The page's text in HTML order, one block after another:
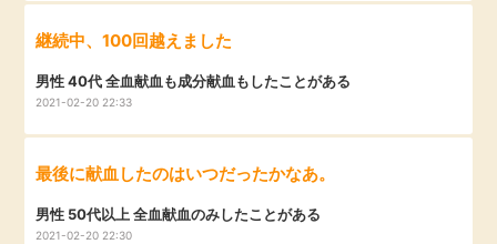
継続中、100回越えました
男性 40代 全血献血も成分献血もしたことがある
2021-02-20 22:33
最後に献血したのはいつだったかなあ。
男性 50代以上 全血献血のみしたことがある
2021-02-20 22:30